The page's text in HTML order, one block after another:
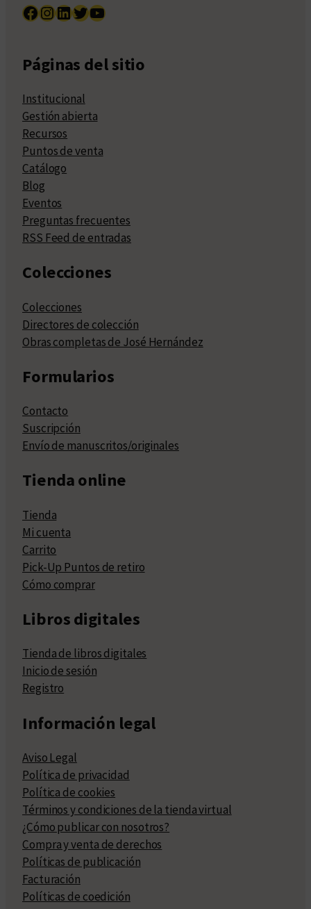
Facebook InstagramLinkedIn Twitter YouTube
Páginas del sitio
Institucional
Gestión abierta
Recursos
Puntos de venta
Catálogo
Blog
Eventos
Preguntas frecuentes
RSS Feed de entradas
Colecciones
Colecciones
Directores de colección
Obras completas de José Hernández
Formularios
Contacto
Suscripción
Envío de manuscritos/originales
Tienda online
Tienda
Mi cuenta
Carrito
Pick-Up Puntos de retiro
Cómo comprar
Libros digitales
Tienda de libros digitales
Inicio de sesión
Registro
Información legal
Aviso Legal
Política de privacidad
Política de cookies
Términos y condiciones de la tienda virtual
¿Cómo publicar con nosotros?
Compra y venta de derechos
Políticas de publicación
Facturación
Políticas de coedición